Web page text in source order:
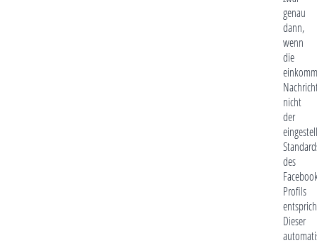
genau
dann,
wenn
die
nicht
der
des
Profils
Dieser